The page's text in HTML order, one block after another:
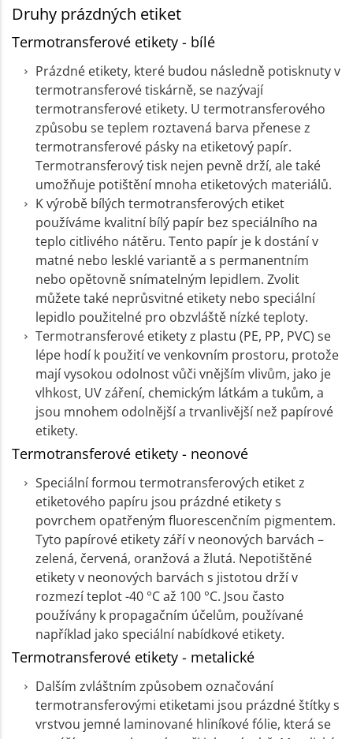
Druhy prázdných etiket
Termotransferové etikety - bílé
Prázdné etikety, které budou následně potisknuty v
termotransferové tiskárně, se nazývají
termotransferové etikety. U termotransferového
způsobu se teplem roztavená barva přenese z
termotransferové pásky na etiketový papír.
Termotransferový tisk nejen pevně drží, ale také
umožňuje potištění mnoha etiketových materiálů.
K výrobě bílých termotransferových etiket
používáme kvalitní bílý papír bez speciálního na
teplo citlivého nátěru. Tento papír je k dostání v
matné nebo lesklé variantě a s permanentním
nebo opětovně snímatelným lepidlem. Zvolit
můžete také neprůsvitné etikety nebo speciální
lepidlo použitelné pro obzvláště nízké teploty.
Termotransferové etikety z plastu (PE, PP, PVC) se
lépe hodí k použití ve venkovním prostoru, protože
mají vysokou odolnost vůči vnějším vlivům, jako je
vlhkost, UV záření, chemickým látkám a tukům, a
jsou mnohem odolnější a trvanlivější než papírové
etikety.
Termotransferové etikety - neonové
Speciální formou termotransferových etiket z
etiketového papíru jsou prázdné etikety s
povrchem opatřeným fluorescenčním pigmentem.
Tyto papírové etikety září v neonových barvách –
zelená, červená, oranžová a žlutá. Nepotištěné
etikety v neonových barvách s jistotou drží v
rozmezí teplot -40 °C až 100 °C. Jsou často
používány k propagačním účelům, používané
například jako speciální nabídkové etikety.
Termotransferové etikety - metalické
Dalším zvláštním způsobem označování
termotransferovými etiketami jsou prázdné štítky s
vrstvou jemné laminované hliníkové fólie, která se